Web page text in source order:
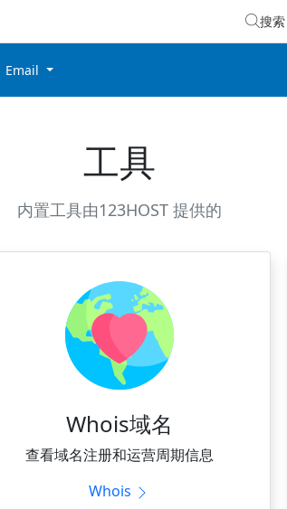
搜索
Email
工具
内置工具由123HOST 提供的
Whois域名
查看域名注册和运营周期信息
Whois